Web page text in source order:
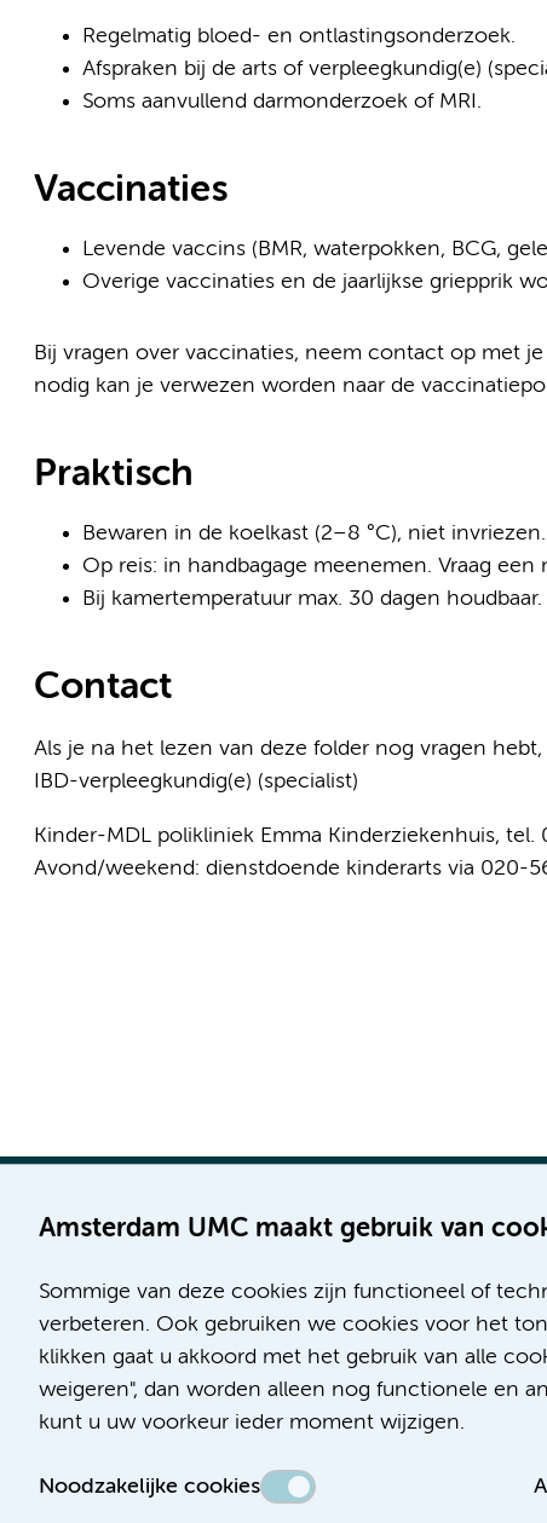
Regelmatig bloed- en ontlastingsonderzoek.
Afspraken bij de arts of verpleegkundig(e)
Soms aanvullend darmonderzoek of MRI.
Vaccinaties
Levende vaccins (BMR, waterpokken, BCG,
Overige vaccinaties en de jaarlijkse griepprik
Bij vragen over vaccinaties, neem contact op met
nodig kan je verwezen worden naar de
Praktisch
Bewaren in de koelkast (2–8 °C), niet invriezen.
Op reis: in handbagage meenemen. Vraag
Bij kamertemperatuur max. 30 dagen houdbaar.
Contact
Als je na het lezen van deze folder nog vragen
IBD-verpleegkundig(e) (specialist)
Kinder-MDL polikliniek Emma Kinderziekenhuis,
Avond/weekend: dienstdoende kinderarts via 020-
Amsterdam UMC maakt gebruik van
Sommige van deze cookies zijn functioneel of
verbeteren. Ook gebruiken we cookies voor het
klikken gaat u akkoord met het gebruik van alle
weigeren", dan worden alleen nog functionele en
kunt u uw voorkeur ieder moment wijzigen.
Noodzakelijke cookies
Locatie AMC
Meibergdreef 9
1105 AZ Amsterdam
Route en parkeren
Locatie VUmc
De Boelelaan 1117
1081 HV Amsterdam
(020) 444 4444
Route en parkeren